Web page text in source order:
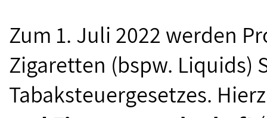
Zum 1. Juli 2022 werden
Zigaretten (bspw. Liquids)
Tabaksteuergesetzes.